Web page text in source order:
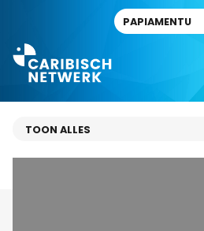
PAPIAMENTU